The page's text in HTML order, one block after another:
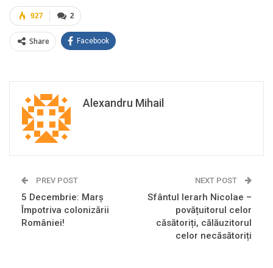
2
927
Share Facebook
Alexandru Mihail
PREV POST
5 Decembrie: Marș
Împotriva colonizării
României!
NEXT POST
Sfântul Ierarh Nicolae –
povățuitorul celor
căsătoriți, călăuzitorul
celor necăsătoriți